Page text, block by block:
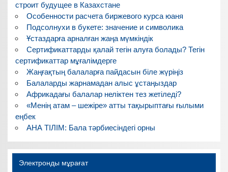
строит будущее в Казахстане
Особенности расчета биржевого курса юаня
Подсолнухи в букете: значение и символика
Ұстаздарға арналған жаңа мүмкіндік
Сертификаттарды қалай тегін алуға болады? Тегін
сертификаттар мұғалімдерге
Жаңғақтың балаларға пайдасын біле жүріңіз
Балаларды жарнамадан алыс ұстаңыздар
Африкадағы балалар неліктен тез жетіледі?
«Менің атам – шежіре» атты тақырыптағы ғылыми
еңбек
АНА ТІЛІМ: Бала тәрбиесіндегі орны
Электронды мұрағат